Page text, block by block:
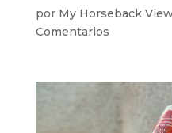
por My Horseback
Comentarios